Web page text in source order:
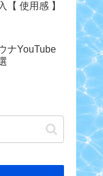
【 使用感 】
ナYouTube